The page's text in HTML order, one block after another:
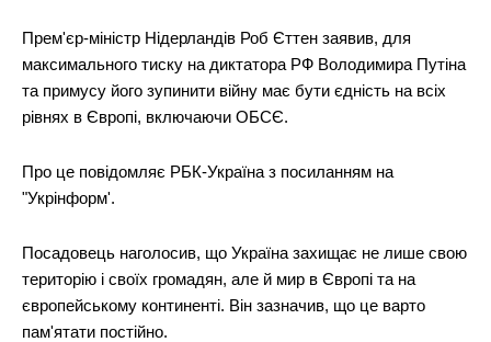
Прем'єр-міністр Нідерландів Роб Єттен заявив, для
максимального тиску на диктатора РФ Володимира Путіна
та примусу його зупинити війну має бути єдність на всіх
рівнях в Європі, включаючи ОБСЄ.
Про це повідомляє РБК-Україна з посиланням на
"Укрінформ'.
Посадовець наголосив, що Україна захищає не лише свою
територію і своїх громадян, але й мир в Європі та на
європейському континенті. Він зазначив, що це варто
пам'ятати постійно.